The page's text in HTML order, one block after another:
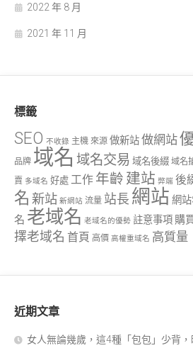
2022 年 8 月
2021 年 11 月
標籤
SEO 不收錄 主機 來源 做新站做網站
品牌 域名 域名交易 域名後綴 域名
賣 多域名 好處 工作 年齡 建站 弊端 後
名 新站 新網站 流量 站長 網站 網站
名 老域名 老域名的優勢 註意事項 購
擇老域名 首頁 高價 高權重域名 高質量
近期文章
女人無論幾歲，這4種「包包」少背